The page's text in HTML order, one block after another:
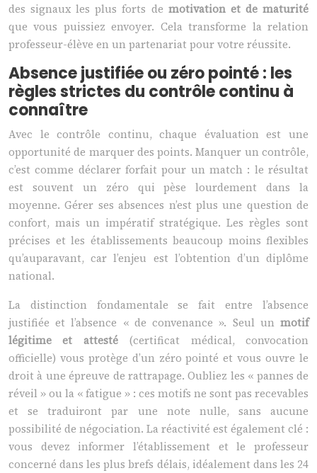
des signaux les plus forts de motivation et de maturité
que vous puissiez envoyer. Cela transforme la relation
professeur-élève en un partenariat pour votre réussite.
Absence justifiée ou zéro pointé : les
règles strictes du contrôle continu à
connaître
Avec le contrôle continu, chaque évaluation est une
opportunité de marquer des points. Manquer un contrôle,
c’est comme déclarer forfait pour un match : le résultat
est souvent un zéro qui pèse lourdement dans la
moyenne. Gérer ses absences n’est plus une question de
confort, mais un impératif stratégique. Les règles sont
précises et les établissements beaucoup moins flexibles
qu’auparavant, car l’enjeu est l’obtention d’un diplôme
national.
La distinction fondamentale se fait entre l’absence
justifiée et l’absence « de convenance ». Seul un motif
légitime et attesté(certificat médical, convocation
officielle) vous protège d’un zéro pointé et vous ouvre le
droit à une épreuve de rattrapage. Oubliez les « pannes de
réveil » ou la « fatigue » : ces motifs ne sont pas recevables
et se traduiront par une note nulle, sans aucune
possibilité de négociation. La réactivité est également clé :
vous devez informer l’établissement et le professeur
concerné dans les plus brefs délais, idéalement dans les 24